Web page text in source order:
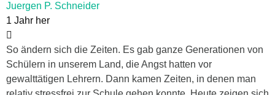
Juergen P. Schneider
1 Jahr her
So ändern sich die Zeiten. Es gab ganze Generationen von
Schülern in unserem Land, die Angst hatten vor
gewalttätigen Lehrern. Dann kamen Zeiten, in denen man